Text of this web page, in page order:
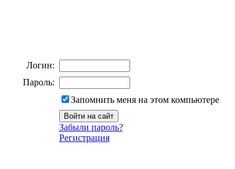
Логин:
Пароль:
Запомнить меня на этом компьютере
Забыли пароль?
Регистрация